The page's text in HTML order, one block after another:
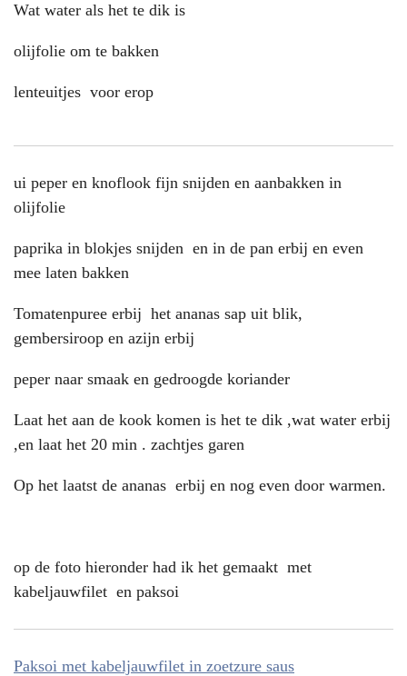
Wat water als het te dik is
olijfolie om te bakken
lenteuitjes voor erop
ui peper en knoflook fijn snijden en aanbakken in
olijfolie
paprika in blokjes snijden en in de pan erbij en even
mee laten bakken
Tomatenpuree erbij het ananas sap uit blik,
gembersiroop en azijn erbij
peper naar smaak en gedroogde koriander
Laat het aan de kook komen is het te dik ,wat water erbij
,en laat het 20 min . zachtjes garen
Op het laatst de ananas erbij en nog even door warmen.
op de foto hieronder had ik het gemaakt met
kabeljauwfilet en paksoi
Paksoi met kabeljauwfilet in zoetzure saus